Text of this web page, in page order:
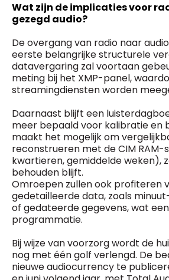
Wat zijn de implicaties voor
gezegd audio?
De overgang van radio naar
eerste belangrijke structurele
datavergaring zal voortaan
meting bij het XMP-panel,
streamingdiensten worden
Daarnaast blijft een
meer bepaald voor kalibratie en
maakt het mogelijk om
reconstrueren met de CIM RAM-
kwartieren, gemiddelde weken),
behouden blijft.
Omroepen zullen ook profiteren
gedetailleerde data, zoals
of gedateerde gegevens, wat
programmatie.
Bij wijze van voorzorg wordt de
nog met één golf verlengd. De
nieuwe audiocurrency te